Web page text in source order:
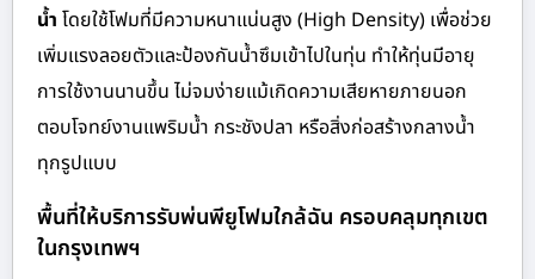
น้ำ โดยใช้โฟมที่มีความหนาแน่นสูง (High Density) เพื่อช่วย
เพิ่มแรงลอยตัวและป้องกันน้ำซึมเข้าไปในทุ่น ทำให้ทุ่นมีอายุ
การใช้งานนานขึ้น ไม่จมง่ายแม้เกิดความเสียหายภายนอก
ตอบโจทย์งานแพริมน้ำ กระชังปลา หรือสิ่งก่อสร้างกลางน้ำ
ทุกรูปแบบ
พื้นที่ให้บริการรับพ่นพียูโฟมใกล้ฉัน ครอบคลุมทุกเขต
ในกรุงเทพฯ